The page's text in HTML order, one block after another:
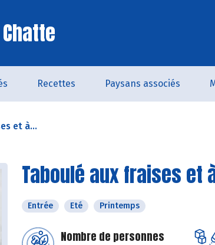
Recettes Paysans associés
et à...
Taboulé aux fraises et
Entrée Eté Printemps
Nombre de personnes